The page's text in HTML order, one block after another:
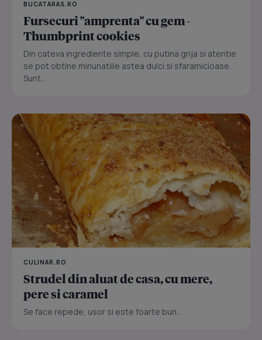
BUCATARAS.RO
Fursecuri "amprenta" cu gem -
Thumbprint cookies
Din cateva ingrediente simple, cu putina grija si atentie
se pot obtine minunatiile astea dulci si sfaramicioase.
Sunt...
CULINAR.RO
Strudel din aluat de casa, cu mere,
pere si caramel
Se face repede, usor si este foarte bun...